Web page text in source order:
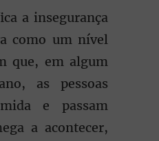
a insegurança
como um nível
que, em algum
as pessoas
e passam
a acontecer,